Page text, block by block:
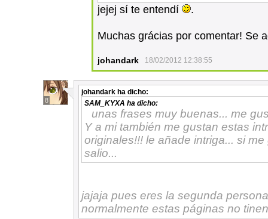
jejej sí te entendí .
Muchas grácias por comentar! Se
johandark 18/02/2012 12:38:55
8
johandark ha dicho:
SAM_KYXA ha dicho:
unas frases muy buenas... me
Y a mi también me gustan estas
originales!!! le añade intriga... si
salio...
jajaja pues eres la segunda
normalmente estas páginas no